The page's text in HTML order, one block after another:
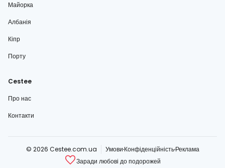
Майорка
Албанія
Кіпр
Порту
Cestee
Про нас
Контакти
© 2026 Cestee.com.ua УмовиКонфіденційністьРеклама
Заради любові до подорожей